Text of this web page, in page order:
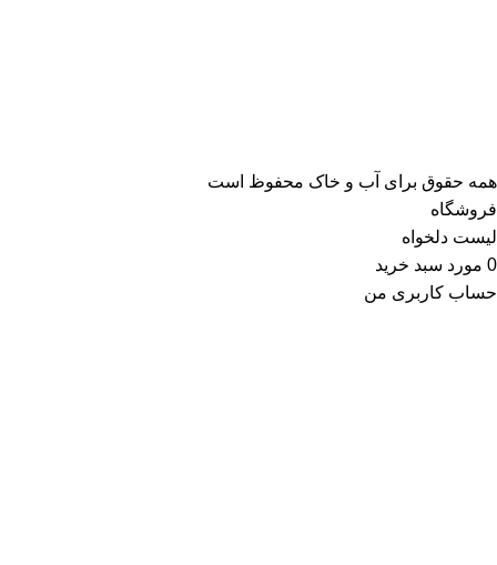
همه حقوق برای آب و خاک محفوظ است
فروشگاه
لیست دلخواه
0 مورد سبد خرید
حساب کاربری من